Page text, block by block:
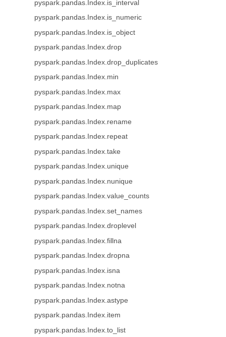
pyspark.pandas.Index.is_interval
pyspark.pandas.Index.is_numeric
pyspark.pandas.Index.is_object
pyspark.pandas.Index.drop
pyspark.pandas.Index.drop_duplicates
pyspark.pandas.Index.min
pyspark.pandas.Index.max
pyspark.pandas.Index.map
pyspark.pandas.Index.rename
pyspark.pandas.Index.repeat
pyspark.pandas.Index.take
pyspark.pandas.Index.unique
pyspark.pandas.Index.nunique
pyspark.pandas.Index.value_counts
pyspark.pandas.Index.set_names
pyspark.pandas.Index.droplevel
pyspark.pandas.Index.fillna
pyspark.pandas.Index.dropna
pyspark.pandas.Index.isna
pyspark.pandas.Index.notna
pyspark.pandas.Index.astype
pyspark.pandas.Index.item
pyspark.pandas.Index.to_list